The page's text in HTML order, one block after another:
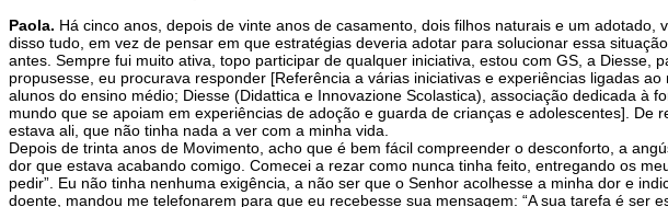
Paola. Há cinco anos, depois de vinte anos de casamento, dois filhos naturais e um
disso tudo, em vez de pensar em que estratégias deveria adotar para solucionar essa
antes. Sempre fui muito ativa, topo participar de qualquer iniciativa, estou com GS, a
propusesse, eu procurava responder [Referência a várias iniciativas e experiências ligadas
alunos do ensino médio; Diesse (Didattica e Innovazione Scolastica), associação dedicada
mundo que se apoiam em experiências de adoção e guarda de crianças e adolescentes].
estava ali, que não tinha nada a ver com a minha vida.
Depois de trinta anos de Movimento, acho que é bem fácil compreender o desconforto, a
dor que estava acabando comigo. Comecei a rezar como nunca tinha feito, entregando os
pedir”. Eu não tinha nenhuma exigência, a não ser que o Senhor acolhesse a minha dor e
doente, mandou me telefonarem para que eu recebesse sua mensagem: “A sua tarefa é ser